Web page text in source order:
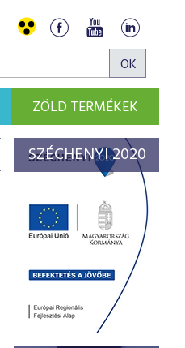
ZÖLD TERMÉKEK
SZÉCHENYI 2020